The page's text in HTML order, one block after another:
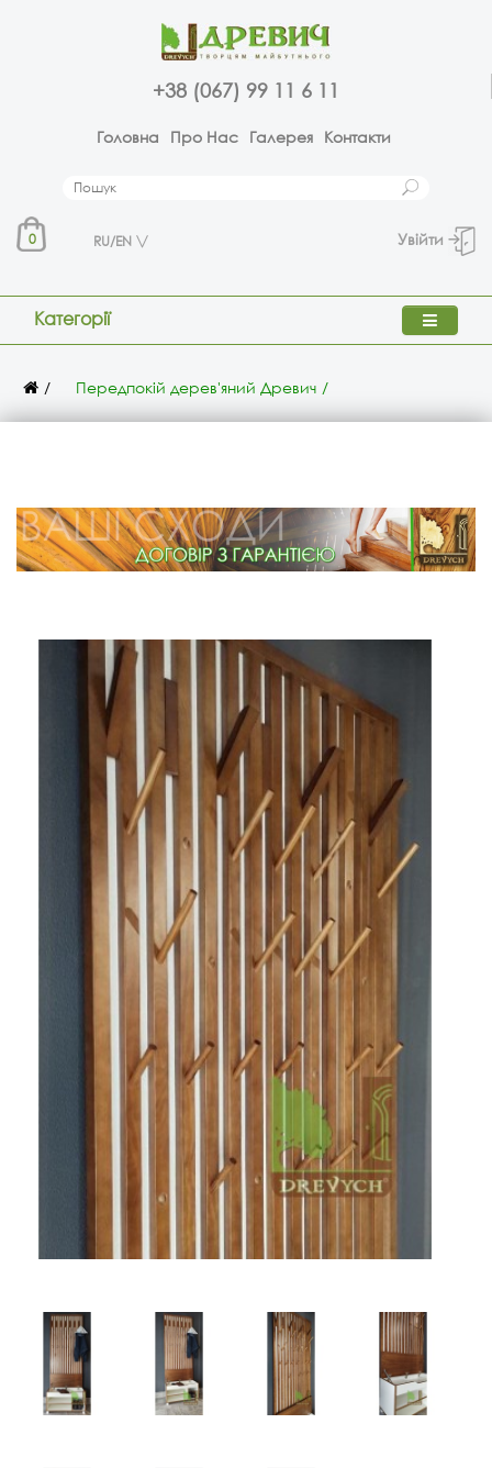
+38 (067) 99 11 6 11
Головна Про Нас Галерея Контакти
0 RU/EN Увійти
Категорії
Передпокій дерев'яний Древич